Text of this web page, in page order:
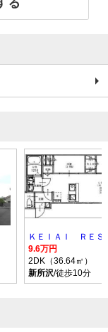
9.6万円
2DK（36.64㎡）
新所沢/徒歩10分